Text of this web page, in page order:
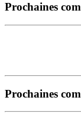
Prochaines
Prochaines